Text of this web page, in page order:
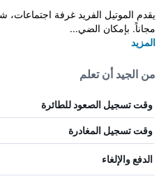
يقدم الموتيل الفريد غرفة
مجاناً. بإمكان الضي...
المزيد
من الجيد أن تعلم
وقت تسجيل الصعود للطائرة
وقت تسجيل المغادرة
الدفع والإلغاء